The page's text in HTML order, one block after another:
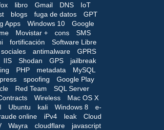
libro Gmail DNS
IoT
blogs fuga de datos
GPT
Apps
Windows 10
Google
Movistar + cons
SMS
fortificación
Software Libre
antimalware
GPRS
IIS Shodan GPS
jailbreak
PHP metadata
MySQL
spoofing
Google Play
Red Team
SQL Server
Wireless
Mac OS X
Ubuntu kali Windows 8
e-
online iPv4 leak
Cloud
Wayra cloudflare
javascript